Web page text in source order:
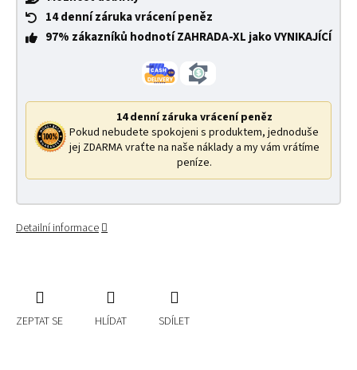
14 denní záruka vrácení peněz
97% zákazníků hodnotí ZAHRADA-XL jako VYNIKAJÍCÍ
14 denní záruka vrácení peněz
Pokud nebudete spokojeni s produktem, jednoduše
jej ZDARMA vraťte na naše náklady a my vám vrátíme
peníze.
Detailní informace
ZEPTAT SE HLÍDAT SDÍLET